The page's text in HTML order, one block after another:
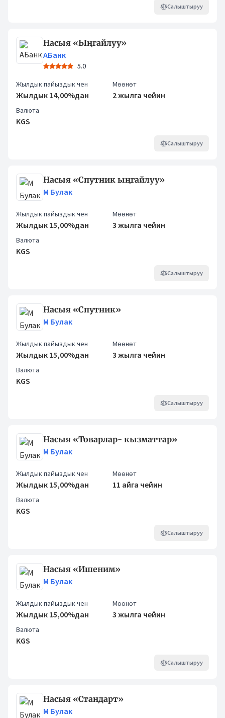
Салыштыруу
Насыя «Ыңгайлуу»
АБанк
5.0
Жылдык пайыздык чен
Жылдык 14,00%дан
Мөөнөт
2 жылга чейин
Валюта
KGS
Салыштыруу
Насыя «Спутник ыңгайлуу»
М Булак
Жылдык пайыздык чен
Жылдык 15,00%дан
Мөөнөт
3 жылга чейин
Валюта
KGS
Салыштыруу
Насыя «Спутник»
М Булак
Жылдык пайыздык чен
Жылдык 15,00%дан
Мөөнөт
3 жылга чейин
Валюта
KGS
Салыштыруу
Насыя «Товарлар- кызматтар»
М Булак
Жылдык пайыздык чен
Жылдык 15,00%дан
Мөөнөт
11 айга чейин
Валюта
KGS
Салыштыруу
Насыя «Ишеним»
М Булак
Жылдык пайыздык чен
Жылдык 15,00%дан
Мөөнөт
3 жылга чейин
Валюта
KGS
Салыштыруу
Насыя «Стандарт»
М Булак